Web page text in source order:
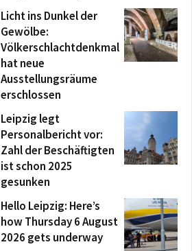
Licht ins Dunkel der
Gewölbe:
Völkerschlachtdenkmal
hat neue
Ausstellungsräume
erschlossen
Leipzig legt
Personalbericht vor:
Zahl der Beschäftigten
ist schon 2025
gesunken
Hello Leipzig: Here’s
how Thursday 6 August
2026 gets underway